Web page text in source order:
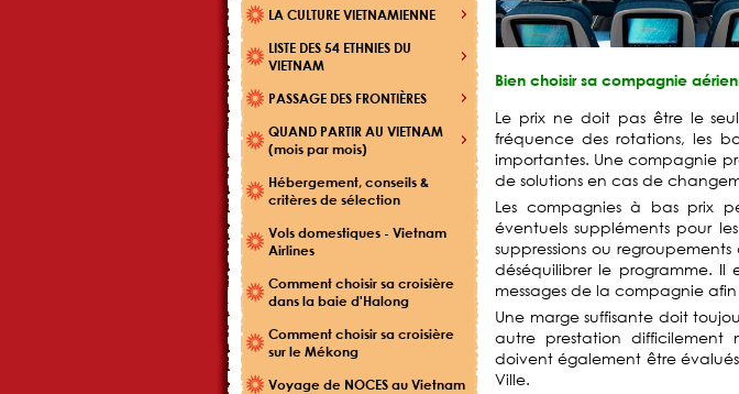
LA CULTURE VIETNAMIENNE
LISTE DES 54 ETHNIES DU
VIETNAM
PASSAGE DES FRONTIÈRES
QUAND PARTIR AU VIETNAM
(mois par mois)
Hébergement, conseils &
critères de sélection
Vols domestiques - Vietnam
Airlines
Comment choisir sa croisière
dans la baie d'Halong
Comment choisir sa croisière
sur le Mékong
Voyage de NOCES au Vietnam
Bien choisir sa compagnie
Le prix ne doit pas être le
fréquence des rotations, les
importantes. Une compagnie
de solutions en cas de
Les compagnies à bas prix
éventuels suppléments pour
suppressions ou
déséquilibrer le programme. Il
messages de la compagnie
Une marge suffisante doit
autre prestation difficilement
doivent également être
Ville.